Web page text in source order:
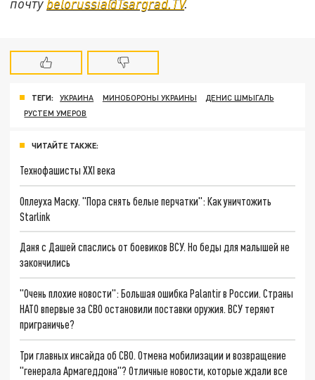
ТЕГИ: УКРАИНА МИНОБОРОНЫ УКРАИНЫ
ДЕНИС ШМЫГАЛЬ
РУСТЕМ УМЕРОВ
ЧИТАЙТЕ ТАКЖЕ:
Технофашисты XXI века
Оплеуха Маску. "Пора снять белые перчатки": Как уничтожить
Starlink
Даня с Дашей спаслись от боевиков ВСУ. Но беды для малышей не
закончились
"Очень плохие новости": Большая ошибка Palantir в России. Страны
НАТО впервые за СВО остановили поставки оружия. ВСУ теряют
приграничье?
Три главных инсайда об СВО. Отмена мобилизации и возвращение
"генерала Армагеддона"? Отличные новости, которые ждали все